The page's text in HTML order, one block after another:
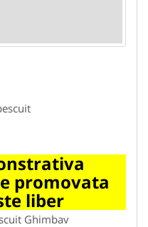
promovata
liber
Ghimbav